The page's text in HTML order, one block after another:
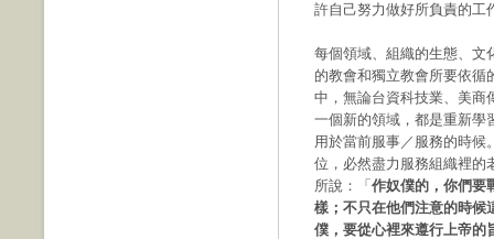
許自己努力做好所負責的工
每個領域、組織的生態、文
的教會和獨立教會所要依循
中，無論台資科技業、美商
一個新的領域，都是重新學
用於當前服事／服務的時候
位，必然盡力服務組織裡的
所說：「 作奴僕的，你們要
樣；不只在他們注意的時候
僕，要從心裡來遵行上帝的